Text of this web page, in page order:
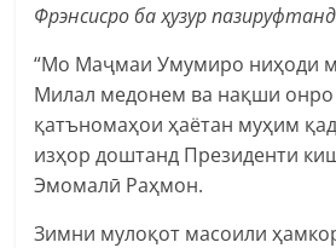
Фрэнсисро ба ҳузур
“Мо Маҷмаи Умумиро ниҳоди
Милал медонем ва нақши онро
қатъномаҳои ҳаётан муҳим
изҳор доштанд Президенти
Эмомалӣ Раҳмон.
Зимни мулоқот масоили